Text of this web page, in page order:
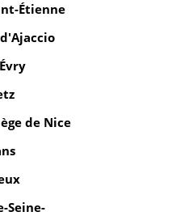
Étienne
de Nice
Seine-